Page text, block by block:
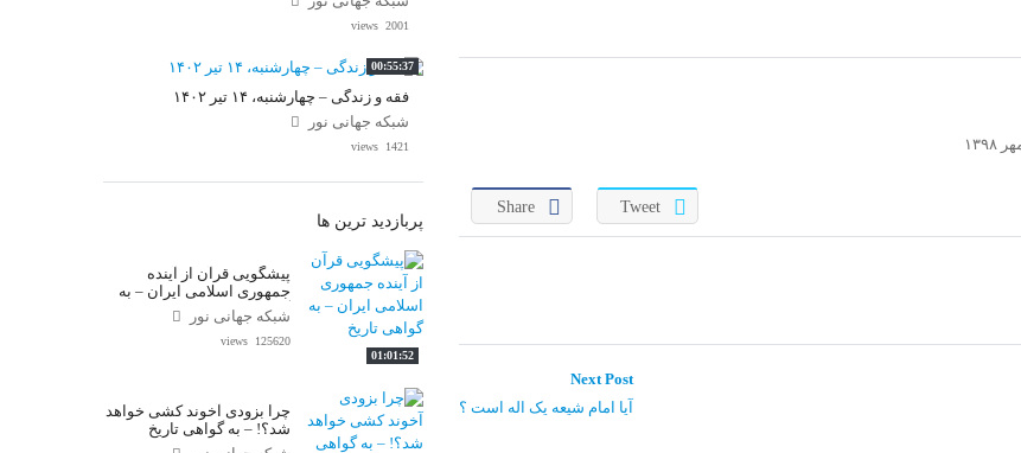
Share Tweet
Next Post
Next
آیا امام شیعه یک اله است ؟
2001 views
00:55:37
فقه و زندگی – چهارشنبه، ۱۴ تیر ۱۴۰۲
شبکه جهانی نور
1421 views
پربازدید ترین ها
01:01:52
پیشگویی قرآن از آینده
جمهوری اسلامی ایران – به
گواهی تاریخ
شبکه جهانی نور
125620 views
چرا بزودی آخوند کشی خواهد
شد؟! – به گواهی تاریخ